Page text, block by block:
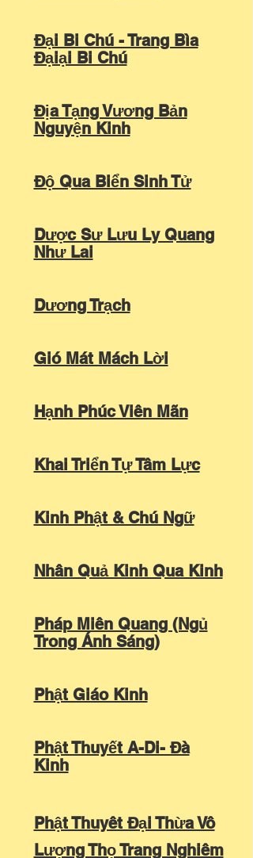
Đại Bi Chú - Trang Bìa
Đạiại Bi Chú
Địa Tạng Vương Bản
Nguyện Kinh
Độ Qua Biển Sinh Tử
Dược Sư Lưu Ly Quang
Như Lai
Dương Trạch
Gió Mát Mách Lời
Hạnh Phúc Viên Mãn
Khai Triển Tự Tâm Lực
Kinh Phật & Chú Ngữ
Nhân Quả Kinh Qua Kinh
Pháp Miên Quang (Ngủ
Trong Ánh Sáng)
Phật Giáo Kinh
Phật Thuyết A-Di- Đà
Kinh
Phật Thuyêt Đại Thừa Vô
Lượng Thọ Trang Nghiêm